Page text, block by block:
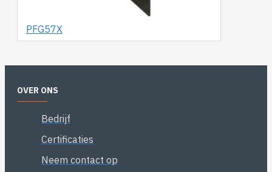
PFG57X
OVER ONS
Bedrijf
Certificaties
Neem contact op